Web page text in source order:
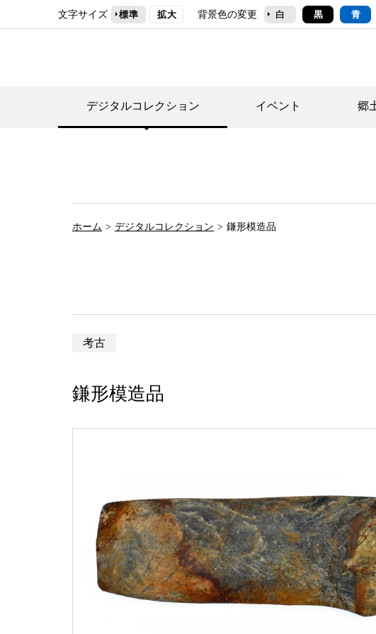
文字サイズ 標準 拡大 背景色の変更 白 黒 青
デジタルコレクション イベント 郷
常設展案内
団体利用について（社会科見学な
ホーム デジタルコレクション 鎌形模造品
考古
鎌形模造品